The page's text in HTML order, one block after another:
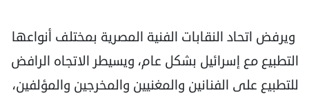
ويرفض اتحاد النقابات الفنية المصرية بمختلف أنواعها
التطبيع مع إسرائيل بشكل عام، ويسيطر الاتجاه الرافض
للتطبيع على الفنانين والمغنيين والمخرجين والمؤلفين،